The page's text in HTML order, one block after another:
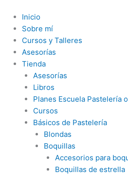
Inicio
Sobre mí
Cursos y Talleres
Asesorías
Tienda
Asesorías
Libros
Planes Escuela Pastelería
Cursos
Básicos de Pastelería
Blondas
Boquillas
Accesorios para
Boquillas de estrella